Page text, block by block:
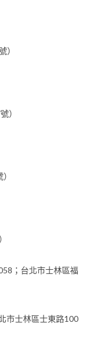
）
）
；台北市士林區福
市士林區士東路100